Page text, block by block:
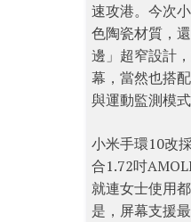
速攻港。今次
色陶瓷材質，
邊」超窄設計
幕，當然也搭
與運動監測模式
小米手環10改
合1.72吋
就連女士使用
是，屏幕支援